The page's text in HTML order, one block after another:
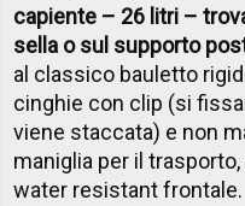
capiente – 26 litri –
sella o sul supporto
al classico bauletto
cinghie con clip (si
viene staccata) e non
maniglia per il
water resistant frontale.